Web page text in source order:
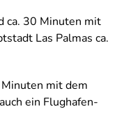
ca. 30 Minuten mit
Las Palmas ca.
mit dem
ein Flughafen-